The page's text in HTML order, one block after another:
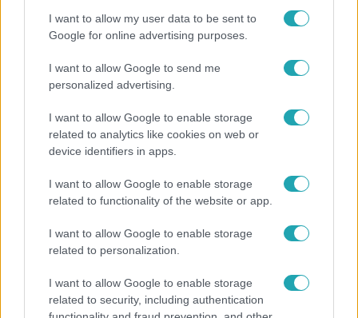
I want to allow my user data to be sent to
Google for online advertising purposes.
I want to allow Google to send me
personalized advertising.
I want to allow Google to enable storage
related to analytics like cookies on web or
device identifiers in apps.
I want to allow Google to enable storage
related to functionality of the website or app.
I want to allow Google to enable storage
related to personalization.
I want to allow Google to enable storage
related to security, including authentication
Ennek a 3 csillagjegynek váratlan sikereket hozhat
„Téged. Engem. Minket.” – Emilio és Tina szerelmes
vallomása sokakat megérinthet